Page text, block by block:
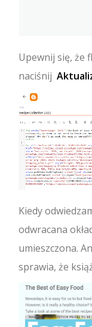
Upewnij się, że
naciśnij
Kiedy
odwracana
umieszczona.
sprawia, że